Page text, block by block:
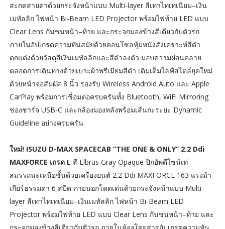
สะกดสายตาด้วยกระจังหน้าแบบ Multi-layer สีเทาไทเทเนียม–เงิน
เมทัลลิก ไฟหน้า Bi-Beam LED Projector พร้อมไฟท้าย LED แบบ
Clear Lens กันชนหน้า–ท้าย และกระจกมองข้างสีเดียวกับตัวรถ
ภายในอัปเกรดความทันสมัยด้วยคอนโซลหุ้มหนังสังเคราะห์สีดำ
ตกแต่งด้วยวัสดุสีเงินเมทัลลิกและสีดำลงตัว มอบความผ่อนคลาย
ตลอดการเดินทางด้วยเบาะผ้าพรีเมียมสีดำ เติมเต็มไลฟ์สไตล์ยุคใหม่
ด้วยหน้าจอสัมผัส 8 นิ้ว รองรับ Wireless Android Auto และ Apple
CarPlay พร้อมการเชื่อมต่อครบครันทั้ง Bluetooth, WiFi Mirroring
ช่องชาร์จ USB-C และกล้องมองหลังพร้อมเส้นกะระยะ Dynamic
Guideline อย่างครบครัน
ใหม่! ISUZU D-MAX SPACECAB “THE ONE & ONLY” 2.2 Ddi
MAXFORCE เกรด L สี Elbrus Gray Opaque ปิกอัพดีไซน์เท่
สมรรถนะเหนือชั้นด้วยเครื่องยนต์ 2.2 Ddi MAXFORCE 163 แรงม้า
เกียร์ธรรมดา 6 สปีด ภายนอกโดดเด่นด้วยกระจังหน้าแบบ Multi-
layer สีเทาไทเทเนียม–เงินเมทัลลิก ไฟหน้า Bi-Beam LED
Projector พร้อมไฟท้าย LED แบบ Clear Lens กันชนหน้า–ท้าย และ